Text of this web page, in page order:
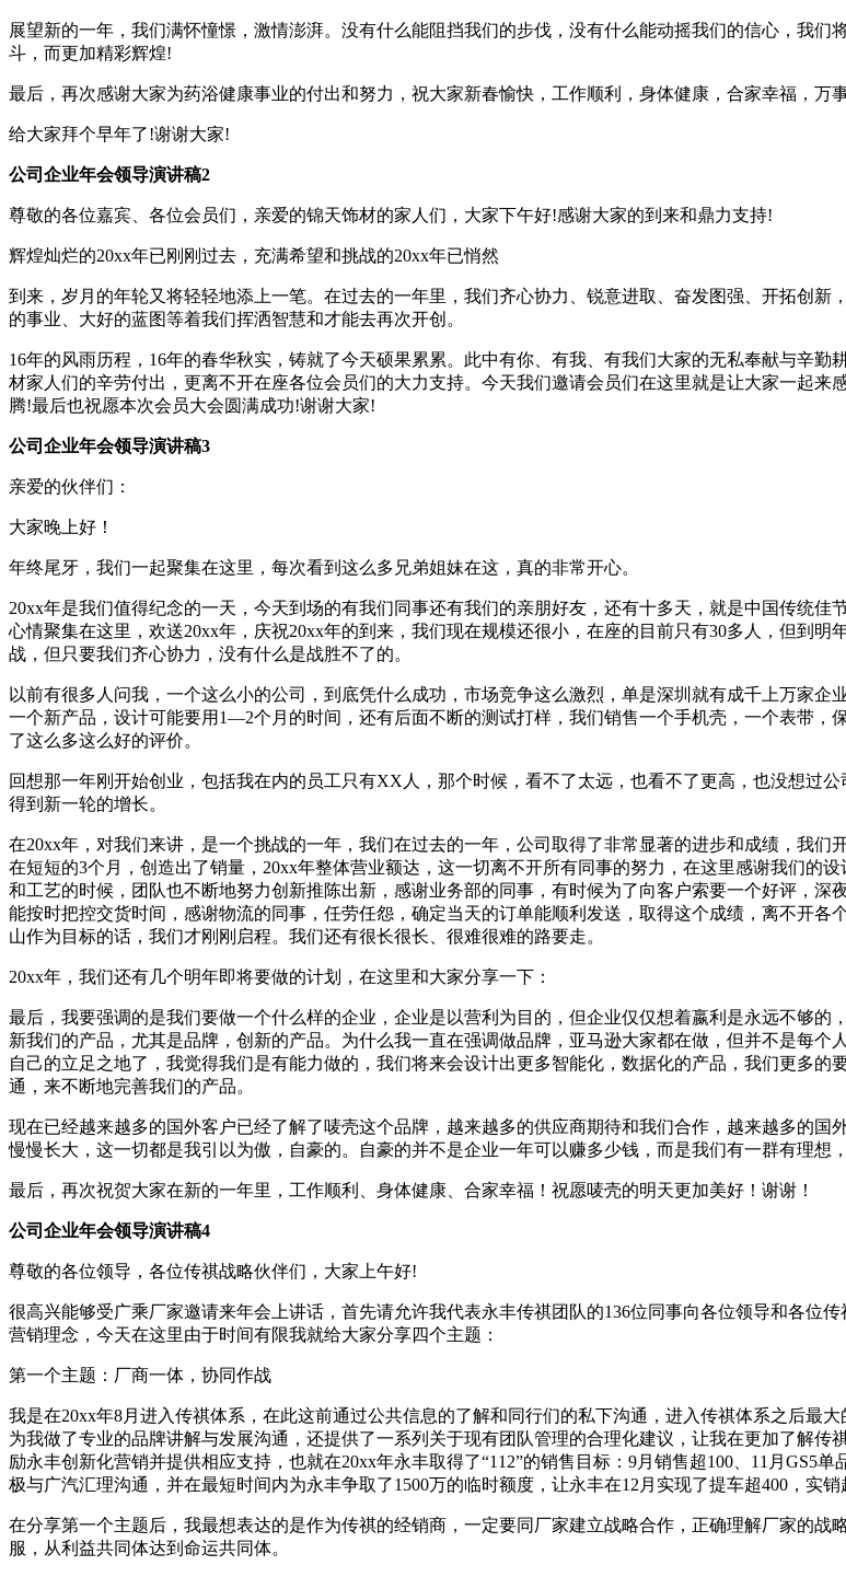
展望新的一年，我们满怀憧憬，激情澎湃。没有什么能阻挡我们的步伐，没有什么能动摇我们的信心，我
斗，而更加精彩辉煌!
最后，再次感谢大家为药浴健康事业的付出和努力，祝大家新春愉快，工作顺利，身体健康，合家幸福，万
给大家拜个早年了!谢谢大家!
公司企业年会领导演讲稿2
尊敬的各位嘉宾、各位会员们，亲爱的锦天饰材的家人们，大家下午好!感谢大家的到来和鼎力支持!
辉煌灿烂的20xx年已刚刚过去，充满希望和挑战的20xx年已悄然
到来，岁月的年轮又将轻轻地添上一笔。在过去的一年里，我们齐心协力、锐意进取、奋发图强、开拓创
的事业、大好的蓝图等着我们挥洒智慧和才能去再次开创。
16年的风雨历程，16年的春华秋实，铸就了今天硕果累累。此中有你、有我、有我们大家的无私奉献与辛
材家人们的辛劳付出，更离不开在座各位会员们的大力支持。今天我们邀请会员们在这里就是让大家一起
腾!最后也祝愿本次会员大会圆满成功!谢谢大家!
公司企业年会领导演讲稿3
亲爱的伙伴们：
大家晚上好！
年终尾牙，我们一起聚集在这里，每次看到这么多兄弟姐妹在这，真的非常开心。
20xx年是我们值得纪念的一天，今天到场的有我们同事还有我们的亲朋好友，还有十多天，就是中国传统
心情聚集在这里，欢送20xx年，庆祝20xx年的到来，我们现在规模还很小，在座的目前只有30多人，但到
战，但只要我们齐心协力，没有什么是战胜不了的。
以前有很多人问我，一个这么小的公司，到底凭什么成功，市场竞争这么激烈，单是深圳就有成千上万家
一个新产品，设计可能要用1—2个月的时间，还有后面不断的测试打样，我们销售一个手机壳，一个表带
了这么多这么好的评价。
回想那一年刚开始创业，包括我在内的员工只有XX人，那个时候，看不了太远，也看不了更高，也没想过
得到新一轮的增长。
在20xx年，对我们来讲，是一个挑战的一年，我们在过去的一年，公司取得了非常显著的进步和成绩，我
在短短的3个月，创造出了销量，20xx年整体营业额达，这一切离不开所有同事的努力，在这里感谢我们的
和工艺的时候，团队也不断地努力创新推陈出新，感谢业务部的同事，有时候为了向客户索要一个好评，深
能按时把控交货时间，感谢物流的同事，任劳任怨，确定当天的订单能顺利发送，取得这个成绩，离不开
山作为目标的话，我们才刚刚启程。我们还有很长很长、很难很难的路要走。
20xx年，我们还有几个明年即将要做的计划，在这里和大家分享一下：
最后，我要强调的是我们要做一个什么样的企业，企业是以营利为目的，但企业仅仅想着嬴利是永远不够
新我们的产品，尤其是品牌，创新的产品。为什么我一直在强调做品牌，亚马逊大家都在做，但并不是每
自己的立足之地了，我觉得我们是有能力做的，我们将来会设计出更多智能化，数据化的产品，我们更多
通，来不断地完善我们的产品。
现在已经越来越多的国外客户已经了解了唛壳这个品牌，越来越多的供应商期待和我们合作，越来越多的
慢慢长大，这一切都是我引以为傲，自豪的。自豪的并不是企业一年可以赚多少钱，而是我们有一群有理想
最后，再次祝贺大家在新的一年里，工作顺利、身体健康、合家幸福！祝愿唛壳的明天更加美好！谢谢！
公司企业年会领导演讲稿4
尊敬的各位领导，各位传祺战略伙伴们，大家上午好!
很高兴能够受广乘厂家邀请来年会上讲话，首先请允许我代表永丰传祺团队的136位同事向各位领导和各位
营销理念，今天在这里由于时间有限我就给大家分享四个主题：
第一个主题：厂商一体，协同作战
我是在20xx年8月进入传祺体系，在此这前通过公共信息的了解和同行们的私下沟通，进入传祺体系之后最
为我做了专业的品牌讲解与发展沟通，还提供了一系列关于现有团队管理的合理化建议，让我在更加了解
励永丰创新化营销并提供相应支持，也就在20xx年永丰取得了“112”的销售目标：9月销售超100、11月GS5
极与广汽汇理沟通，并在最短时间内为永丰争取了1500万的临时额度，让永丰在12月实现了提车超400，实销
在分享第一个主题后，我最想表达的是作为传祺的经销商，一定要同厂家建立战略合作，正确理解厂家的
服，从利益共同体达到命运共同体。